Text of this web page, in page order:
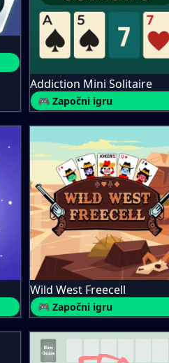
Addiction Mini Solitaire
🎮 Započni igru
Wild West Freecell
🎮 Započni igru